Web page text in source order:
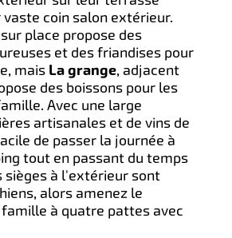
coin salon extérieur.
place propose des
et des friandises pour
mais La grange, adjacent
des boissons pour les
Avec une large
artisanales et de vins de
de passer la journée à
tout en passant du temps
sièges à l'extérieur sont
alors amenez le
à quatre pattes avec